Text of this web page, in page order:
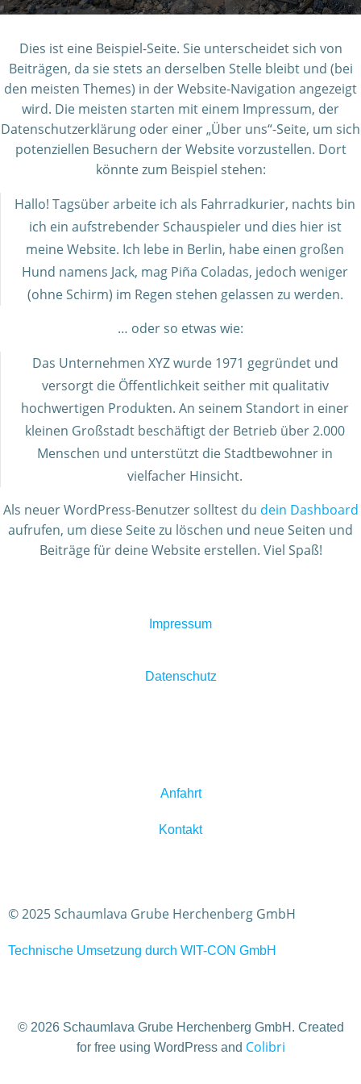
Dies ist eine Beispiel-Seite. Sie unterscheidet sich von
Beiträgen, da sie stets an derselben Stelle bleibt und (bei
den meisten Themes) in der Website-Navigation angezeigt
wird. Die meisten starten mit einem Impressum, der
Datenschutzerklärung oder einer „Über uns“-Seite, um sich
potenziellen Besuchern der Website vorzustellen. Dort
könnte zum Beispiel stehen:
Hallo! Tagsüber arbeite ich als Fahrradkurier, nachts bin
ich ein aufstrebender Schauspieler und dies hier ist
meine Website. Ich lebe in Berlin, habe einen großen
Hund namens Jack, mag Piña Coladas, jedoch weniger
(ohne Schirm) im Regen stehen gelassen zu werden.
… oder so etwas wie:
Das Unternehmen XYZ wurde 1971 gegründet und
versorgt die Öffentlichkeit seither mit qualitativ
hochwertigen Produkten. An seinem Standort in einer
kleinen Großstadt beschäftigt der Betrieb über 2.000
Menschen und unterstützt die Stadtbewohner in
vielfacher Hinsicht.
Als neuer WordPress-Benutzer solltest du dein Dashboard
aufrufen, um diese Seite zu löschen und neue Seiten und
Beiträge für deine Website erstellen. Viel Spaß!
Impressum
Datenschutz
Anfahrt
Kontakt
© 2025 Schaumlava Grube Herchenberg GmbH
Technische Umsetzung durch WIT-CON GmbH
© 2026 Schaumlava Grube Herchenberg GmbH. Created
for free using WordPress and Colibri